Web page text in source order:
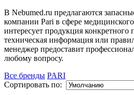
В Nebumed.ru предлагаются
компании Pari в сфере
интересует продукция конкретного
техническая информация или
менеджер предоставит
любому вопросу.
Все бренды PARI
Сортировать по: